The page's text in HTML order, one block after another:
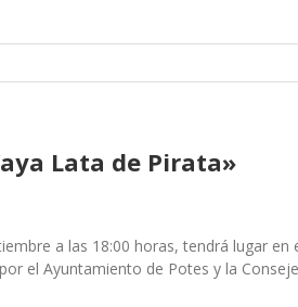
Lata de Pirata»
a las 18:00 horas, tendrá lugar
el Ayuntamiento de Potes y la